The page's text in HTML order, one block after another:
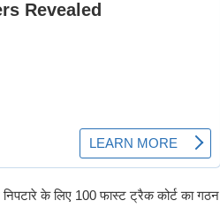
निपटारे के लिए 100 फास्ट ट्रैक कोर्ट का गठन